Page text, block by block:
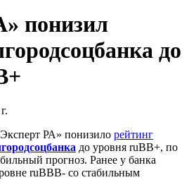
понизил
до
РА» понизило рейтинг
до уровня ruВВ+, по
прогноз. Ранее у банка
ruBBB- со стабильным